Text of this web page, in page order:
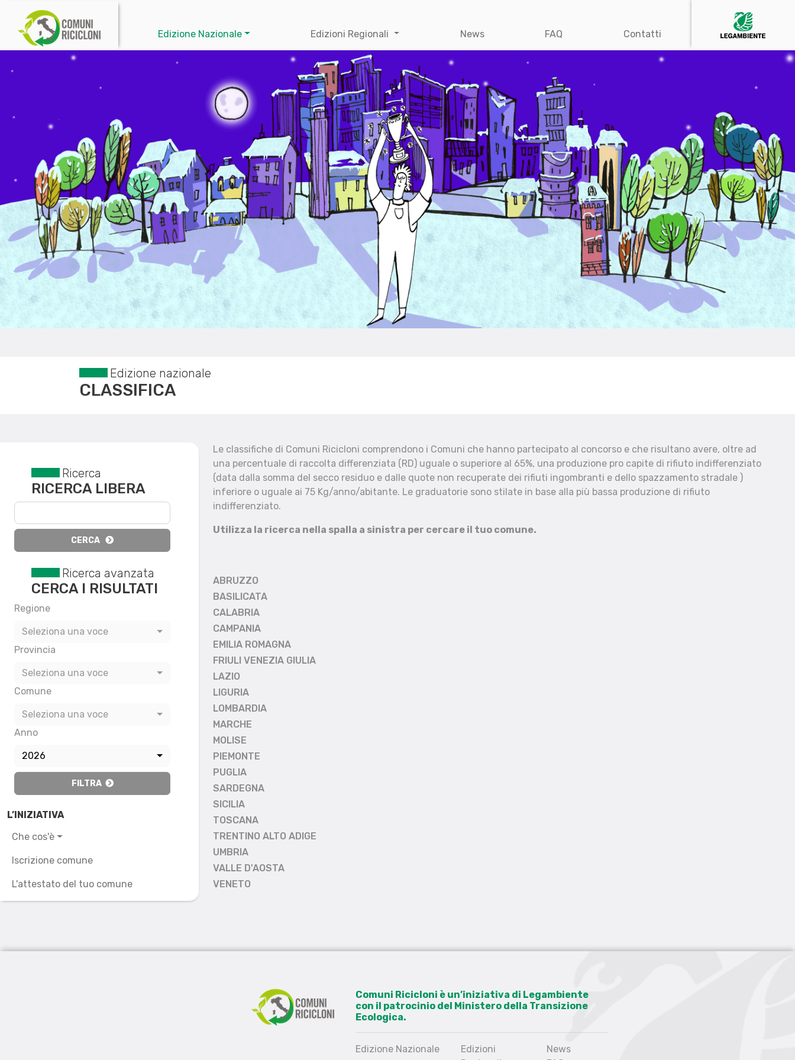
Edizione Nazionale Edizioni Regionali News FAQ Contatti
Edizione nazionale
CLASSIFICA
Reset filtri
Ricerca
RICERCA LIBERA
CERCA
Ricerca avanzata
CERCA I RISULTATI
Regione
Seleziona una voce
Provincia
Seleziona una voce
Comune
Seleziona una voce
Anno
2026
FILTRA
L’INIZIATIVA
Che cos'è
Iscrizione comune
L'attestato del tuo comune
Le classifiche di Comuni Ricicloni comprendono i Comuni che hanno partecipato al concorso e che risultano avere, oltre ad
una percentuale di raccolta differenziata (RD) uguale o superiore al 65%, una produzione pro capite di rifiuto indifferenziato
(data dalla somma del secco residuo e dalle quote non recuperate dei rifiuti ingombranti e dello spazzamento stradale )
inferiore o uguale ai 75 Kg/anno/abitante. Le graduatorie sono stilate in base alla più bassa produzione di rifiuto
indifferenziato.
Utilizza la ricerca nella spalla a sinistra per cercare il tuo comune.
ABRUZZO
BASILICATA
CALABRIA
CAMPANIA
EMILIA ROMAGNA
FRIULI VENEZIA GIULIA
LAZIO
LIGURIA
LOMBARDIA
MARCHE
MOLISE
PIEMONTE
PUGLIA
SARDEGNA
SICILIA
TOSCANA
TRENTINO ALTO ADIGE
UMBRIA
VALLE D'AOSTA
VENETO
Comuni Ricicloni è un’iniziativa di Legambiente
con il patrocinio del Ministero della Transizione
Ecologica.
Edizione Nazionale
Edizioni
News